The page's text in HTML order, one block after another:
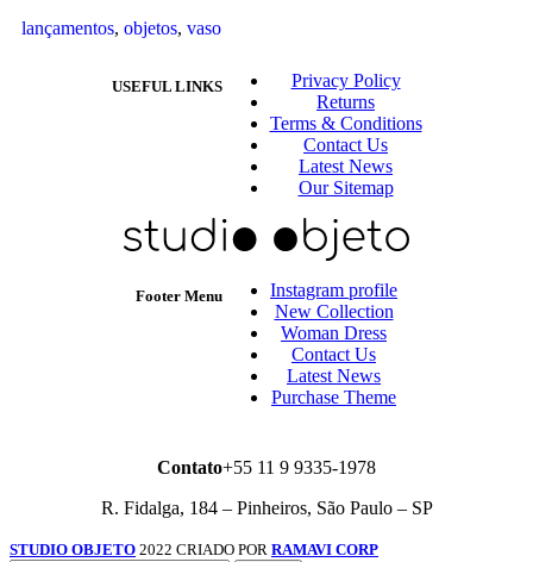
lançamentos, objetos, vaso
USEFUL LINKS
Privacy Policy
Returns
Terms & Conditions
Contact Us
Latest News
Our Sitemap
Footer Menu
Instagram profile
New Collection
Woman Dress
Contact Us
Latest News
Purchase Theme
Contato+55 11 9 9335-1978
R. Fidalga, 184 – Pinheiros, São Paulo – SP
STUDIO OBJETO 2022 CRIADO POR RAMAVI CORP